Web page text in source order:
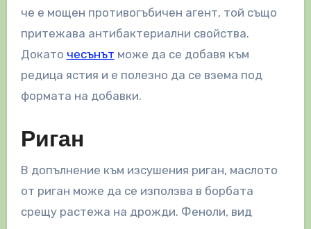
че е мощен противогъбичен агент, той също
притежава антибактериални свойства.
Докато чесънът може да се добавя към
редица ястия и е полезно да се взема под
формата на добавки.
Риган
В допълнение към изсушения риган, маслото
от риган може да се използва в борбата
срещу растежа на дрожди. Феноли, вид